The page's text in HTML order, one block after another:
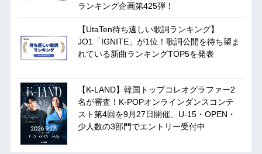
ランキング企画第425弾！
【UtaTen待ち遠しい歌詞ランキング】
JO1「IGNITE」が1位！歌詞公開を待ち望ま
れている新曲ランキングTOP5を発表
【K-LAND】韓国トップコレオグラファー2
名が審査！K-POPオンラインダンスコンテ
スト第4回を9月27日開催、U-15・OPEN・
少人数の3部門でエントリー受付中